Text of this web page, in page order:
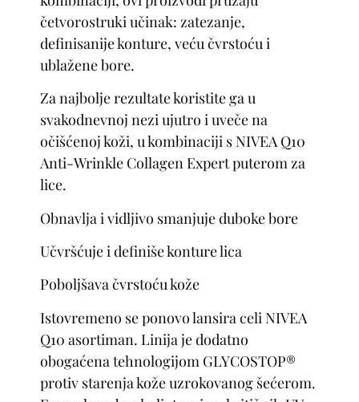
četvorostruki učinak: zatezanje,
definisanije konture, veću čvrstoću i
ublažene bore.
Za najbolje rezultate koristite ga u
svakodnevnoj nezi ujutro i uveče na
očišćenoj koži, u kombinaciji s NIVEA Q10
Anti-Wrinkle Collagen Expert puterom za
lice.
Obnavlja i vidljivo smanjuje duboke bore
Učvršćuje i definiše konture lica
Poboljšava čvrstoću kože
Istovremeno se ponovo lansira celi NIVEA
Q10 asortiman. Linija je dodatno
obogaćena tehnologijom GLYCOSTOP®
protiv starenja kože uzrokovanog šećerom.